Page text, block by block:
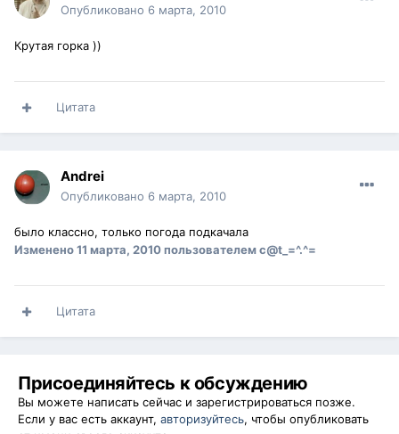
Опубликовано 6 марта, 2010
Крутая горка ))
Цитата
Andrei
Опубликовано 6 марта, 2010
было классно, только погода подкачала
Изменено11 марта, 2010пользователем c@t_=^.^=
Цитата
Присоединяйтесь к обсуждению
Вы можете написать сейчас и зарегистрироваться позже.
Если у вас есть аккаунт, авторизуйтесь, чтобы опубликовать